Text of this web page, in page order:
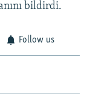
bildirdi.
Follow us